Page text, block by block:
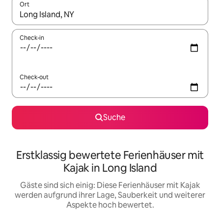
Ort
Wenn Ergebnisse verfügbar sind, navigiere mit den
Check-in
Check-out
Suche
Erstklassig bewertete Ferienhäuser mit
Kajak in Long Island
Gäste sind sich einig: Diese Ferienhäuser mit Kajak
werden aufgrund ihrer Lage, Sauberkeit und weiterer
Aspekte hoch bewertet.